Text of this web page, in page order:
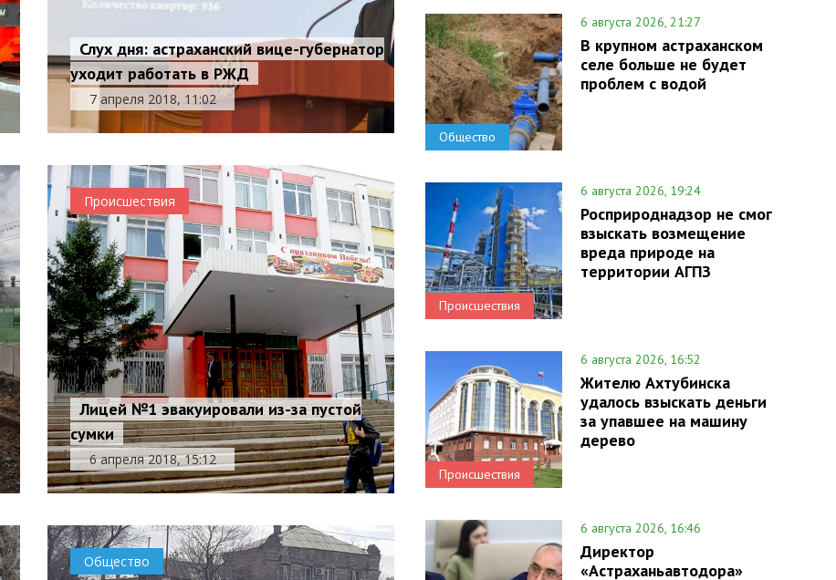
Слух дня: астраханский вице-губернатор
уходит работать в РЖД
7 апреля 2018, 11:02
Происшествия
Лицей №1 эвакуировали из-за пустой
сумки
6 апреля 2018, 15:12
Общество
Общество
6 августа 2026, 21:27
В крупном астраханском
селе больше не будет
проблем с водой
Происшествия
6 августа 2026, 19:24
Росприроднадзор не смог
взыскать возмещение
вреда природе на
территории АГПЗ
Происшествия
6 августа 2026, 16:52
Жителю Ахтубинска
удалось взыскать деньги
за упавшее на машину
дерево
6 августа 2026, 16:46
Директор
«Астраханьавтодора»